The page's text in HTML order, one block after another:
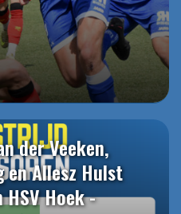
der Veeken,
en Allesz Hulst
Hoek -